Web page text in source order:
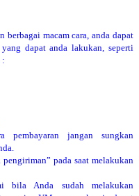
berbagai macam cara, anda dapat
dapat anda lakukan, seperti
:
pembayaran jangan sungkan
pada saat melakukan
bila Anda sudah melakukan